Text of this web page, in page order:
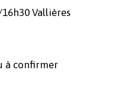
Vallières
à confirmer